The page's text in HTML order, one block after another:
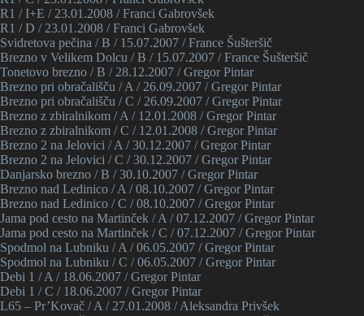
R1 / I+E / 23.01.2008 / Franci Gabrovšek
R1 / D / 23.01.2008 / Franci Gabrovšek
Svidretova pečina / B / 15.07.2007 / France Šušteršič
Brezno v Velikem Dolcu / B / 15.07.2007 / France Šušteršič
Tonetovo brezno / B / 28.12.2007 / Gregor Pintar
Brezno pri obračališču / A / 26.09.2007 / Gregor Pintar
Brezno pri obračališču / C / 26.09.2007 / Gregor Pintar
Brezno z zbiralnikom / A / 12.01.2008 / Gregor Pintar
Brezno z zbiralnikom / C / 12.01.2008 / Gregor Pintar
Brezno 2 na Jelovici / A / 30.12.2007 / Gregor Pintar
Brezno 2 na Jelovici / C / 30.12.2007 / Gregor Pintar
Danjarsko brezno / B / 30.10.2007 / Gregor Pintar
Brezno nad Ledinico / A / 08.10.2007 / Gregor Pintar
Brezno nad Ledinico / C / 08.10.2007 / Gregor Pintar
Jama pod cesto na Martinček / A / 07.12.2007 / Gregor Pintar
Jama pod cesto na Martinček / C / 07.12.2007 / Gregor Pintar
Spodmol na Lubniku / A / 06.05.2007 / Gregor Pintar
Spodmol na Lubniku / C / 06.05.2007 / Gregor Pintar
Debi 1 / A / 18.06.2007 / Gregor Pintar
Debi 1 / C / 18.06.2007 / Gregor Pintar
L65 – Pr’Kovač / A / 27.01.2008 / Aleksandra Privšek